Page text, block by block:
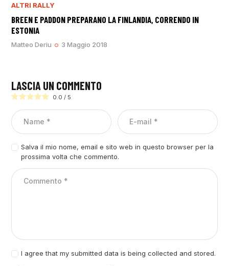
ALTRI RALLY
BREEN E PADDON PREPARANO LA FINLANDIA, CORRENDO IN
ESTONIA
Matteo Deriu 3 Maggio 2018
LASCIA UN COMMENTO
0.0 / 5
Salva il mio nome, email e sito web in questo browser per la
prossima volta che commento.
I agree that my submitted data is being collected and stored.